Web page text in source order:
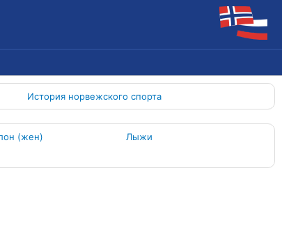
История норвежского спорта
(жен)
Лыжи